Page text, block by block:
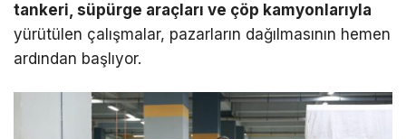
tankeri, süpürge araçları ve çöp kamyonlarıyla
yürütülen çalışmalar, pazarların dağılmasının hemen
ardından başlıyor.